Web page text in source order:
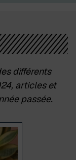
différents
articles et
passée.